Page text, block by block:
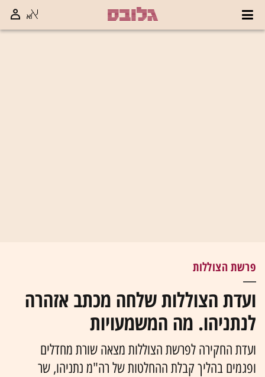
פרשת הצוללות
ועדת הצוללות שלחה מכתב אזהרה
לנתניהו. מה המשמעויות
ועדת החקירה לפרשת הצוללות מצאה שורת מחדלים
ופגמים בהליך קבלת ההחלטות של רה"מ נתניהו, שר